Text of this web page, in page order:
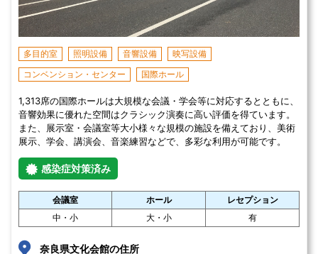
多目的室 照明設備 音響設備
映写設備
コンベンション・センター
国際ホール
1,313席の国際ホールは大規模な会議・学会等に対応するとともに、
音響効果に優れた空間はクラシック演奏に高い評価を得ています。
また、展示室・会議室等大小様々な規模の施設を備えており、美術
展示、学会、講演会、音楽練習などで、多彩な利用が可能です。
感染症対策済み
会議室 ホール
レセプション
中・小
大・小 有
奈良県文化会館の住所